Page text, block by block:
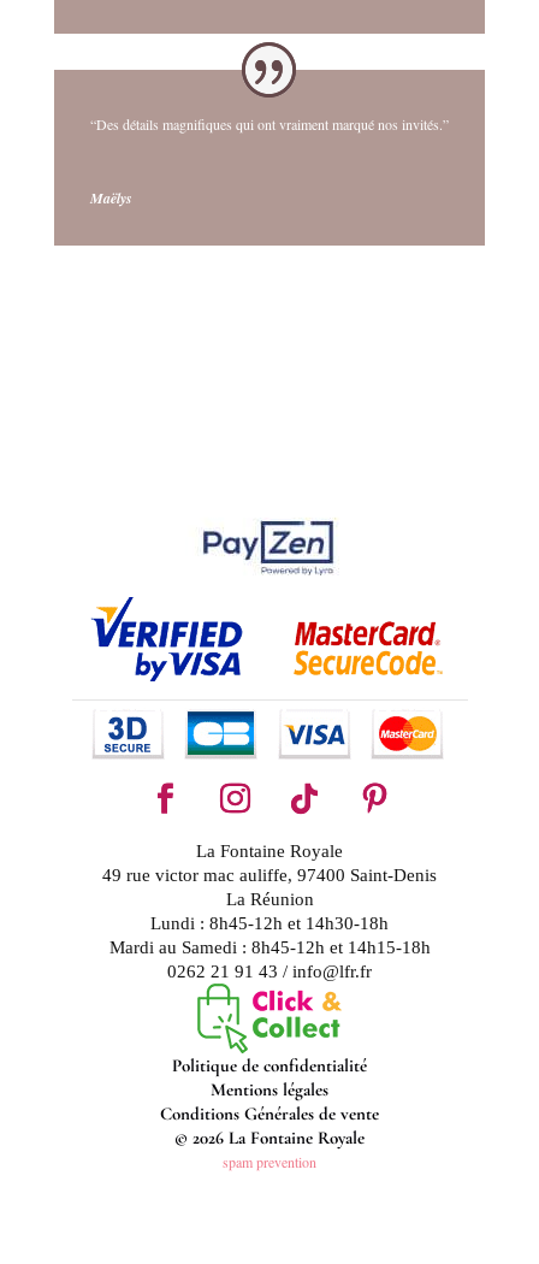
“Des détails magnifiques qui ont vraiment marqué nos invités.”
Maëlys
La Fontaine Royale
49 rue victor mac auliffe, 97400 Saint-Denis
La Réunion
Lundi : 8h45-12h et 14h30-18h
Mardi au Samedi : 8h45-12h et 14h15-18h
0262 21 91 43 / info@lfr.fr
Politique de confidentialité
Mentions légales
Conditions Générales de vente
© 2026 La Fontaine Royale
spam prevention